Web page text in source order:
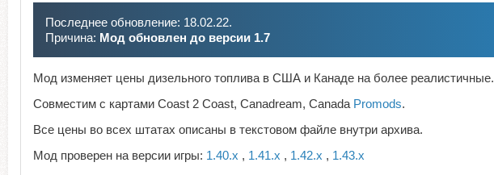
Последнее обновление: 18.02.22.
Причина: Мод обновлен до версии 1.7
Мод изменяет цены дизельного топлива в США и Канаде на более реалистичные.
Совместим с картами Coast 2 Coast, Canadream, Canada Promods.
Все цены во всех штатах описаны в текстовом файле внутри архива.
Мод проверен на версии игры: 1.40.x , 1.41.x , 1.42.x , 1.43.x